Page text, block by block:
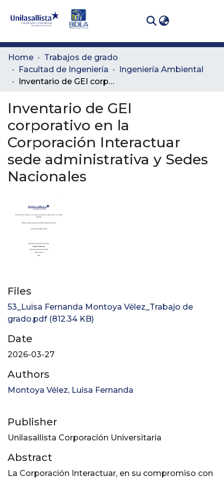
Communities
& Collections
Statistics
Home
Trabajos de grado
Facultad de Ingeniería
Ingeniería Ambiental
Inventario de GEI corporativo en la Corporación Interactuar sede administrativa y Sedes Nacionales
Inventario de GEI
corporativo en la
Corporación Interactuar
sede administrativa y Sedes
Nacionales
Files
53_Luisa Fernanda Montoya Vélez_Trabajo de
grado.pdf(812.34 KB)
Date
2026-03-27
Authors
Montoya Vélez, Luisa Fernanda
Publisher
Unilasallista Corporación Universitaria
Abstract
La Corporación Interactuar, en su compromiso con